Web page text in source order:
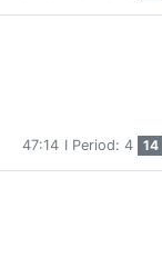
47:14 I Period: 4 14